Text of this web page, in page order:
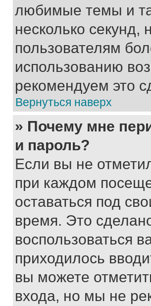
любимые темы и
несколько секунд,
пользователям
использованию
рекомендуем это
Вернуться наверх
» Почему мне
и пароль?
Если вы не
при каждом
оставаться под
время. Это
воспользоваться
приходилось
вы можете
входа, но мы не